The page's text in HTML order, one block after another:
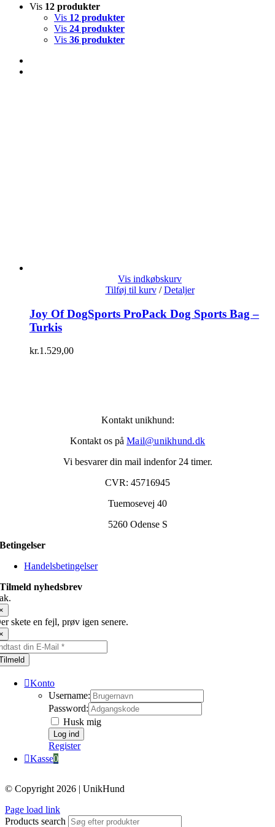
Vis 12 produkter
Vis 12 produkter
Vis 24 produkter
Vis 36 produkter
Vis indkøbskurv
Tilføj til kurv / Detaljer
Joy Of DogSports ProPack Dog Sports Bag –
Turkis
kr.1.529,00
Kontakt unikhund:
Kontakt os på Mail@unikhund.dk
Vi besvarer din mail indenfor 24 timer.
CVR: 45716945
Tuemosevej 40
5260 Odense S
Betingelser
Handelsbetingelser
Tilmeld nyhedsbrev
skete en fejl, prøv igen senere.
Konto
Username:
Password:
Husk mig
Register
Kasse0
© Copyright 2026 | UnikHund
Page load link
Products search